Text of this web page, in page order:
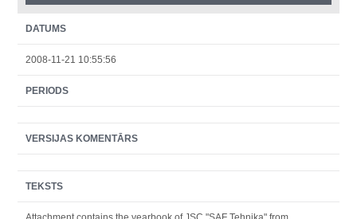
DATUMS
2008-11-21 10:55:56
PERIODS
VERSIJAS KOMENTĀRS
TEKSTS